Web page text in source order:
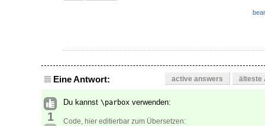
Eine Antwort: active answers älteste
1
Du kannst \parbox verwenden:
Code, hier editierbar zum Übersetzen: